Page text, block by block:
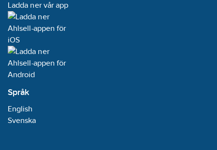
Ladda ner vår app
Språk
English
Svenska